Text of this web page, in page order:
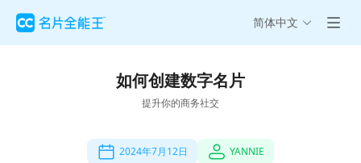
简体中文
如何创建数字名片
提升你的商务社交
2024年7月12日 YANNIE